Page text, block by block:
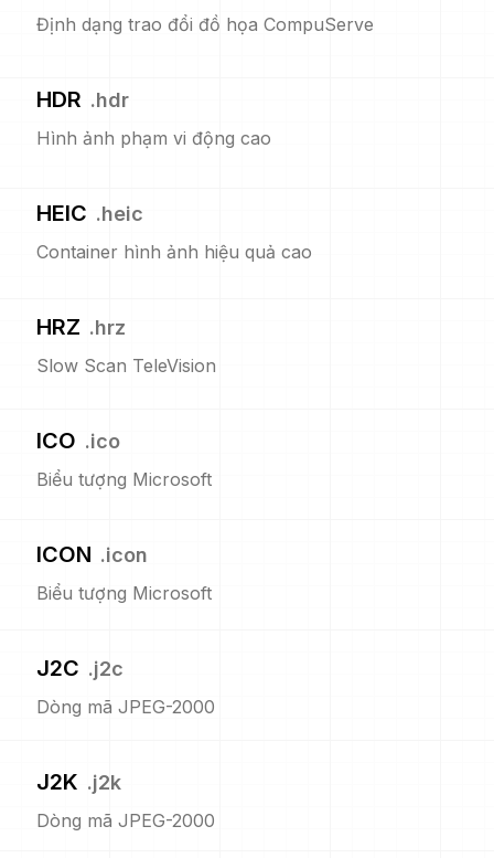
Định dạng trao đổi đồ họa CompuServe
HDR .hdr
Hình ảnh phạm vi động cao
HEIC .heic
Container hình ảnh hiệu quả cao
HRZ .hrz
Slow Scan TeleVision
ICO .ico
Biểu tượng Microsoft
ICON .icon
Biểu tượng Microsoft
J2C .j2c
Dòng mã JPEG-2000
J2K .j2k
Dòng mã JPEG-2000